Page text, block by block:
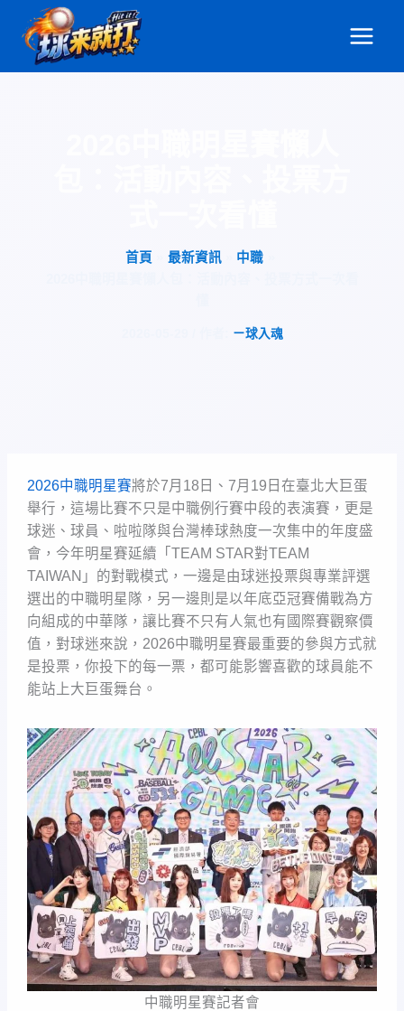
首頁 最新資訊
中職
ㄧ球入魂
2026中職明星賽將於7月18日、7月19日在臺北大巨蛋
舉行，這場比賽不只是中職例行賽中段的表演賽，更是
球迷、球員、啦啦隊與台灣棒球熱度一次集中的年度盛
會，今年明星賽延續「TEAM STAR對TEAM
TAIWAN」的對戰模式，一邊是由球迷投票與專業評選
選出的中職明星隊，另一邊則是以年底亞冠賽備戰為方
向組成的中華隊，讓比賽不只有人氣也有國際賽觀察價
值，對球迷來說，2026中職明星賽最重要的參與方式就
是投票，你投下的每一票，都可能影響喜歡的球員能不
能站上大巨蛋舞台。
中職明星賽記者會